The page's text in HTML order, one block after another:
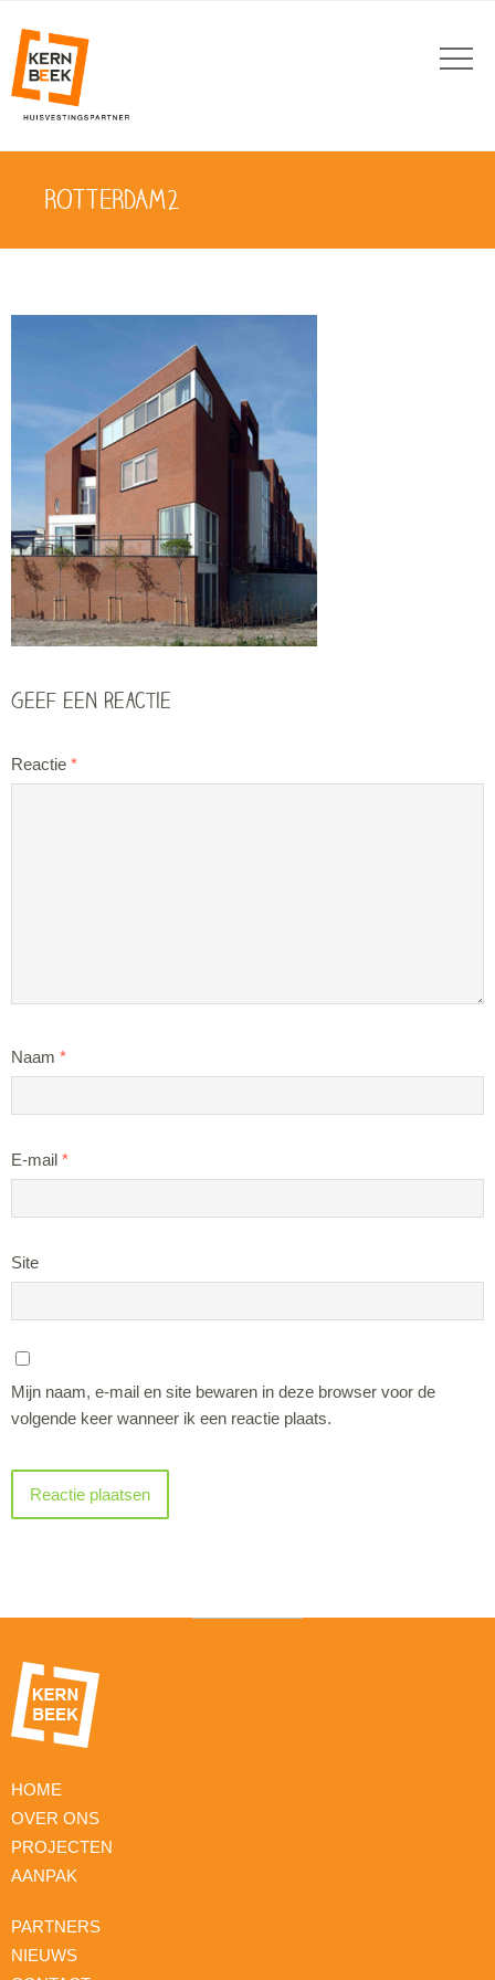
ROTTERDAM2
Geef een reactie
Reactie *
Naam *
E-mail *
Site
Mijn naam, e-mail en site bewaren in deze browser voor de
volgende keer wanneer ik een reactie plaats.
HOME
OVER ONS
PROJECTEN
AANPAK
PARTNERS
NIEUWS